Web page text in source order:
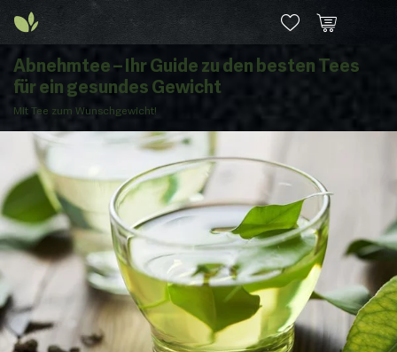
Abnehmtee – Ihr Guide zu den besten Tees
für ein gesundes Gewicht
Mit Tee zum Wunschgewicht!